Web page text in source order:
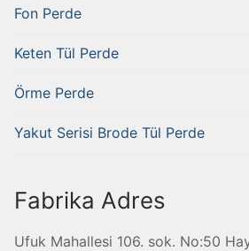
Fon Perde
Keten Tül Perde
Örme Perde
Yakut Serisi Brode Tül Perde
Fabrika Adres
Ufuk Mahallesi 106. sok. No:50